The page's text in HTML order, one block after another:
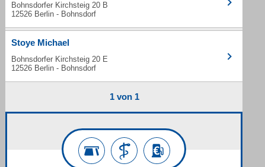
Bohnsdorfer Kirchsteig 20 B
12526 Berlin - Bohnsdorf
Stoye Michael
Bohnsdorfer Kirchsteig 20 E
12526 Berlin - Bohnsdorf
1 von 1